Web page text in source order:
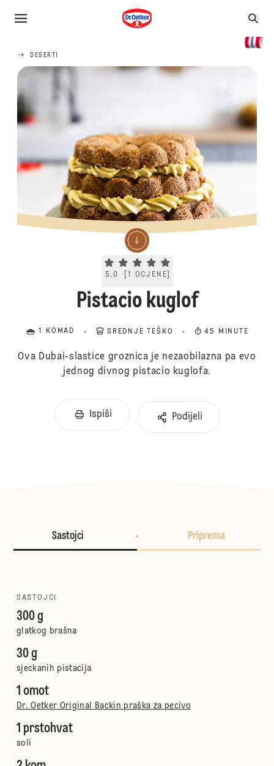
DESERTI
Current rating 5.0. Click to rate.
5.0 1 OCJENE
Pistacio kuglof
1 KOMAD SREDNJE TEŠKO 45 MINUTE
Ova Dubai-slastice groznica je nezaobilazna pa evo
jednog divnog pistacio kuglofa.
Ispiši Podijeli
Sastojci Priprema
SASTOJCI
300 g
glatkog brašna
30 g
sjeckanih pistacija
1 omot
Dr. Oetker Original Backin praška za pecivo
1 prstohvat
soli